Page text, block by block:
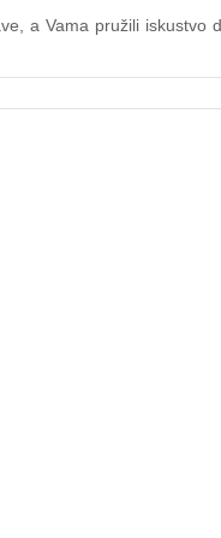
a Vama pružili iskustvo